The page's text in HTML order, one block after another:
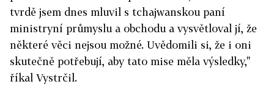
tvrdě jsem dnes mluvil s tchajwanskou paní
ministryní průmyslu a obchodu a vysvětloval jí, že
některé věci nejsou možné. Uvědomili si, že i oni
skutečně potřebují, aby tato mise měla výsledky,"
říkal Vystrčil.